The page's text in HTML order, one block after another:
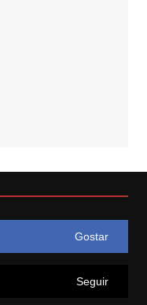
Gostar
Seguir